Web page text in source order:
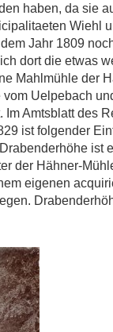
haben, da sie
Wiehl
Jahr 1809
dort die etwas
Mahlmühle der
Uelpebach
Im Amtsblatt des
ist folgender
ist
der Hähner-
eigenen